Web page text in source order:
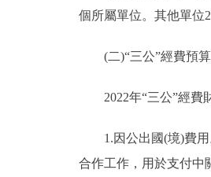
個所屬單位。其他單位
(二)“三公”經費預算
2022年“三公”經費財
1.因公出國(境)費用。
合作工作，用於支付中